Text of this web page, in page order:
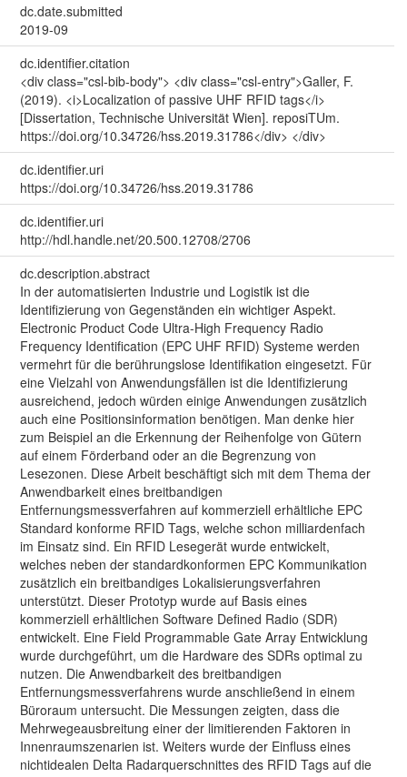
dc.date.submitted
2019-09
dc.identifier.citation
<div class="csl-bib-body"> <div class="csl-entry">Galler, F.
(2019). <i>Localization of passive UHF RFID tags</i>
[Dissertation, Technische Universität Wien]. reposiTUm.
https://doi.org/10.34726/hss.2019.31786</div> </div>
dc.identifier.uri
https://doi.org/10.34726/hss.2019.31786
dc.identifier.uri
http://hdl.handle.net/20.500.12708/2706
dc.description.abstract
In der automatisierten Industrie und Logistik ist die
Identifizierung von Gegenständen ein wichtiger Aspekt.
Electronic Product Code Ultra-High Frequency Radio
Frequency Identification (EPC UHF RFID) Systeme werden
vermehrt für die berührungslose Identifikation eingesetzt. Für
eine Vielzahl von Anwendungsfällen ist die Identifizierung
ausreichend, jedoch würden einige Anwendungen zusätzlich
auch eine Positionsinformation benötigen. Man denke hier
zum Beispiel an die Erkennung der Reihenfolge von Gütern
auf einem Förderband oder an die Begrenzung von
Lesezonen. Diese Arbeit beschäftigt sich mit dem Thema der
Anwendbarkeit eines breitbandigen
Entfernungsmessverfahren auf kommerziell erhältliche EPC
Standard konforme RFID Tags, welche schon milliardenfach
im Einsatz sind. Ein RFID Lesegerät wurde entwickelt,
welches neben der standardkonformen EPC Kommunikation
zusätzlich ein breitbandiges Lokalisierungsverfahren
unterstützt. Dieser Prototyp wurde auf Basis eines
kommerziell erhältlichen Software Defined Radio (SDR)
entwickelt. Eine Field Programmable Gate Array Entwicklung
wurde durchgeführt, um die Hardware des SDRs optimal zu
nutzen. Die Anwendbarkeit des breitbandigen
Entfernungsmessverfahrens wurde anschließend in einem
Büroraum untersucht. Die Messungen zeigten, dass die
Mehrwegeausbreitung einer der limitierenden Faktoren in
Innenraumszenarien ist. Weiters wurde der Einfluss eines
nichtidealen Delta Radarquerschnittes des RFID Tags auf die